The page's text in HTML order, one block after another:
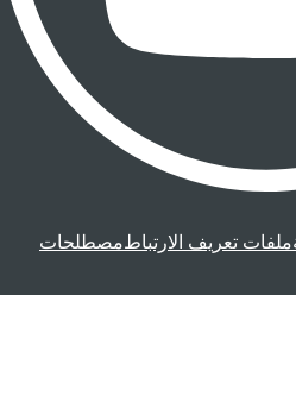
ملفات تعريف الارتباطمصطلحات